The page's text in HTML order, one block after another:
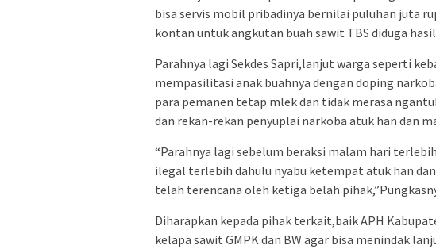
bisa servis mobil pribadinya bernilai puluhan juta
kontan untuk angkutan buah sawit TBS diduga
Parahnya lagi Sekdes Sapri,lanjut warga seperti
mempasilitasi anak buahnya dengan doping
para pemanen tetap mlek dan tidak merasa
dan rekan-rekan penyuplai narkoba atuk han dan
“Parahnya lagi sebelum beraksi malam hari
ilegal terlebih dahulu nyabu ketempat atuk han
telah terencana oleh ketiga belah
Diharapkan kepada pihak terkait,baik APH
kelapa sawit GMPK dan BW agar bisa menindak